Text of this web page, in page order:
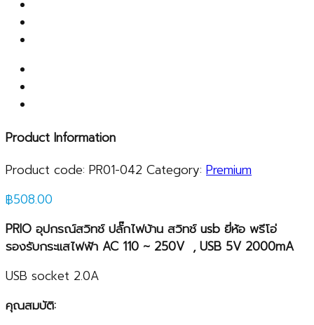
Product Information
Product code: PR01-042 Category: Premium
฿508.00
PRIO อุปกรณ์สวิทช์ ปลั๊กไฟบ้าน สวิทช์usb ยี่ห้อ พรีโอ่
รองรับกระแสไฟฟ้า AC 110 ~ 250V , USB 5V 2000mA
USB socket 2.0A
คุณสมบัติ: